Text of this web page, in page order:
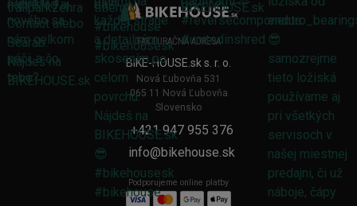
FAKTURAČNÁ ADRESA
BIKE-HOUSE.sk s. r. o.
Nová Ľubovňa 531
065 11 Nová Ľubovňa
Slovensko
+421 947 955 376
info@bikehouse.sk
Podporujeme online platby